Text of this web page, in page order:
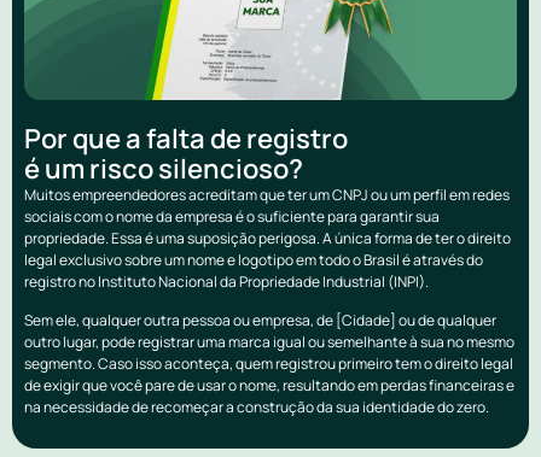
Por que a falta de registro
é um risco silencioso?
Muitos empreendedores acreditam que ter um CNPJ ou um perfil em redes
sociais com o nome da empresa é o suficiente para garantir sua
propriedade. Essa é uma suposição perigosa. A única forma de ter o direito
legal exclusivo sobre um nome e logotipo em todo o Brasil é através do
registro no Instituto Nacional da Propriedade Industrial (INPI).
Sem ele, qualquer outra pessoa ou empresa, de [Cidade] ou de qualquer
outro lugar, pode registrar uma marca igual ou semelhante à sua no mesmo
segmento. Caso isso aconteça, quem registrou primeiro tem o direito legal
de exigir que você pare de usar o nome, resultando em perdas financeiras e
na necessidade de recomeçar a construção da sua identidade do zero.